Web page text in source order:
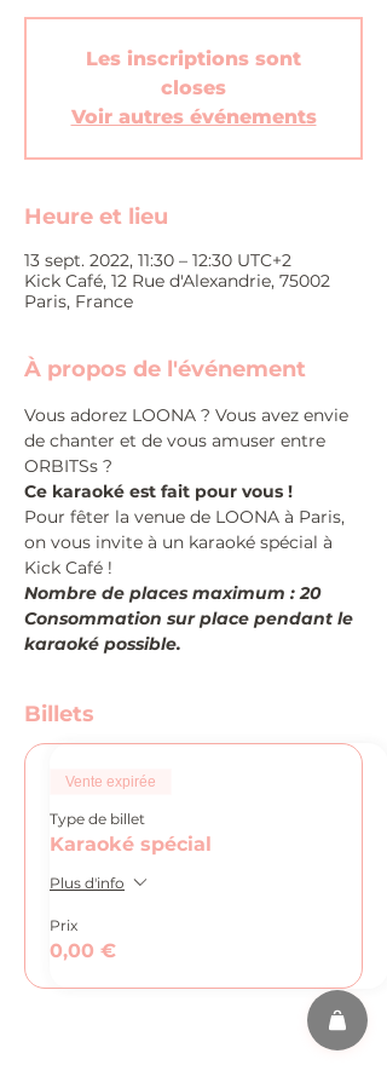
Les inscriptions sont
closes
Voir autres événements
Heure et lieu
13 sept. 2022, 11:30 – 12:30 UTC+2
Kick Café, 12 Rue d'Alexandrie, 75002
Paris, France
À propos de l'événement
Vous adorez LOONA ? Vous avez envie
de chanter et de vous amuser entre
ORBITSs ?
Ce karaoké est fait pour vous !
Pour fêter la venue de LOONA à Paris,
on vous invite à un karaoké spécial à
Kick Café !
Nombre de places maximum : 20
Consommation sur place pendant le
karaoké possible.
Billets
Vente expirée
Type de billet
Karaoké spécial
Plus d'info
Prix
0,00 €